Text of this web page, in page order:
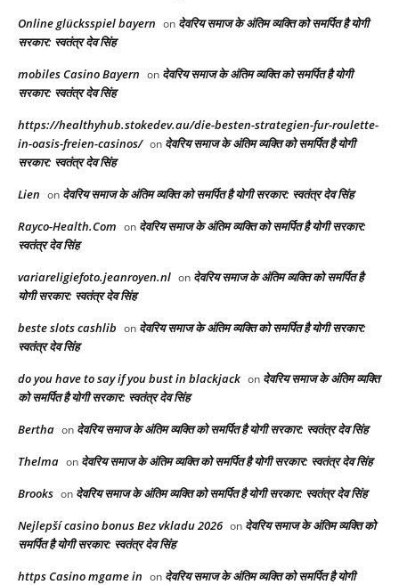
Online glücksspiel bayern on देवरिय समाज के अंतिम व्यक्ति को समर्पित है योगी
सरकार: स्वतंत्र देव सिंह
mobiles Casino Bayern on देवरिय समाज के अंतिम व्यक्ति को समर्पित है योगी
सरकार: स्वतंत्र देव सिंह
https://healthyhub.stokedev.au/die-besten-strategien-fur-roulette-
in-oasis-freien-casinos/ on देवरिय समाज के अंतिम व्यक्ति को समर्पित है योगी
सरकार: स्वतंत्र देव सिंह
Lien on देवरिय समाज के अंतिम व्यक्ति को समर्पित है योगी सरकार: स्वतंत्र देव सिंह
Rayco-Health.Com on देवरिय समाज के अंतिम व्यक्ति को समर्पित है योगी सरकार:
स्वतंत्र देव सिंह
variareligiefoto.jeanroyen.nl on देवरिय समाज के अंतिम व्यक्ति को समर्पित है
योगी सरकार: स्वतंत्र देव सिंह
beste slots cashlib on देवरिय समाज के अंतिम व्यक्ति को समर्पित है योगी सरकार:
स्वतंत्र देव सिंह
do you have to say if you bust in blackjack on देवरिय समाज के अंतिम व्यक्ति
को समर्पित है योगी सरकार: स्वतंत्र देव सिंह
Bertha on देवरिय समाज के अंतिम व्यक्ति को समर्पित है योगी सरकार: स्वतंत्र देव सिंह
Thelma on देवरिय समाज के अंतिम व्यक्ति को समर्पित है योगी सरकार: स्वतंत्र देव सिंह
Brooks on देवरिय समाज के अंतिम व्यक्ति को समर्पित है योगी सरकार: स्वतंत्र देव सिंह
Nejlepší casino bonus Bez vkladu 2026 on देवरिय समाज के अंतिम व्यक्ति को
समर्पित है योगी सरकार: स्वतंत्र देव सिंह
https Casino mgame in on देवरिय समाज के अंतिम व्यक्ति को समर्पित है योगी